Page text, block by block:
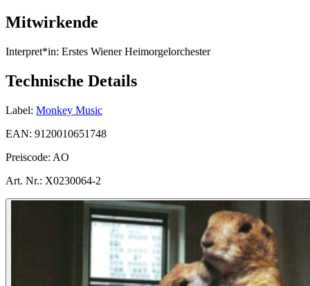
Mitwirkende
Interpret*in: Erstes Wiener Heimorgelorchester
Technische Details
Label: Monkey Music
EAN: 9120010651748
Preiscode: AO
Art. Nr.: X0230064-2